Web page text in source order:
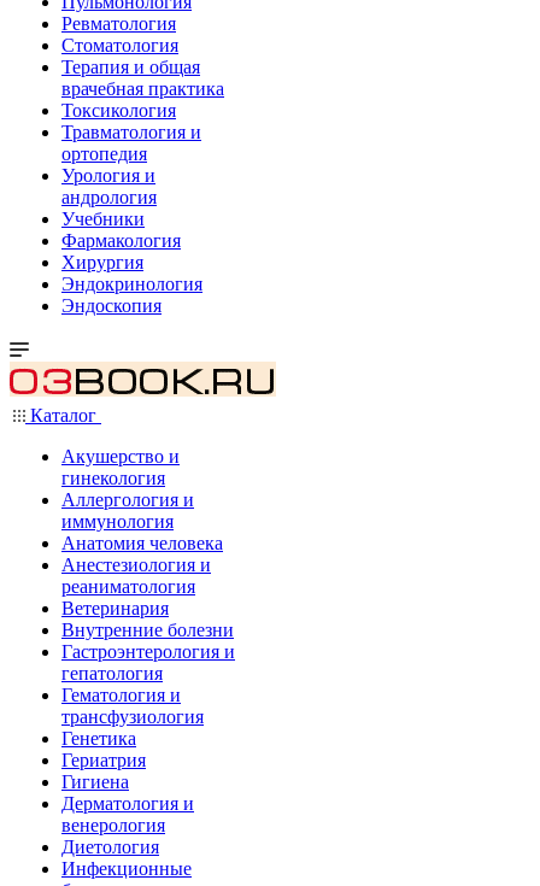
Ревматология
Стоматология
Терапия и общая
врачебная практика
Токсикология
Травматология и
ортопедия
Урология и
андрология
Учебники
Фармакология
Хирургия
Эндокринология
Эндоскопия
Каталог
Акушерство и
гинекология
Аллергология и
иммунология
Анатомия человека
Анестезиология и
реаниматология
Ветеринария
Внутренние болезни
Гастроэнтерология и
гепатология
Гематология и
трансфузиология
Генетика
Гериатрия
Гигиена
Дерматология и
венерология
Диетология
Инфекционные